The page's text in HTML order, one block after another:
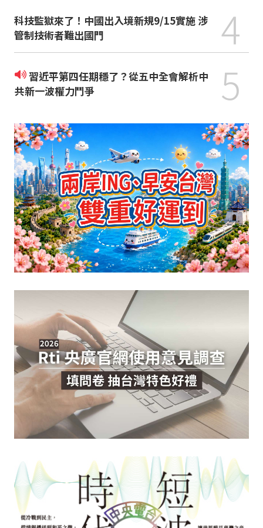
科技監獄來了！中國出入境新規9/15實施 涉
管制技術者難出國門
4
習近平第四任期穩了？從五中全會解析中
共新一波權力鬥爭
5